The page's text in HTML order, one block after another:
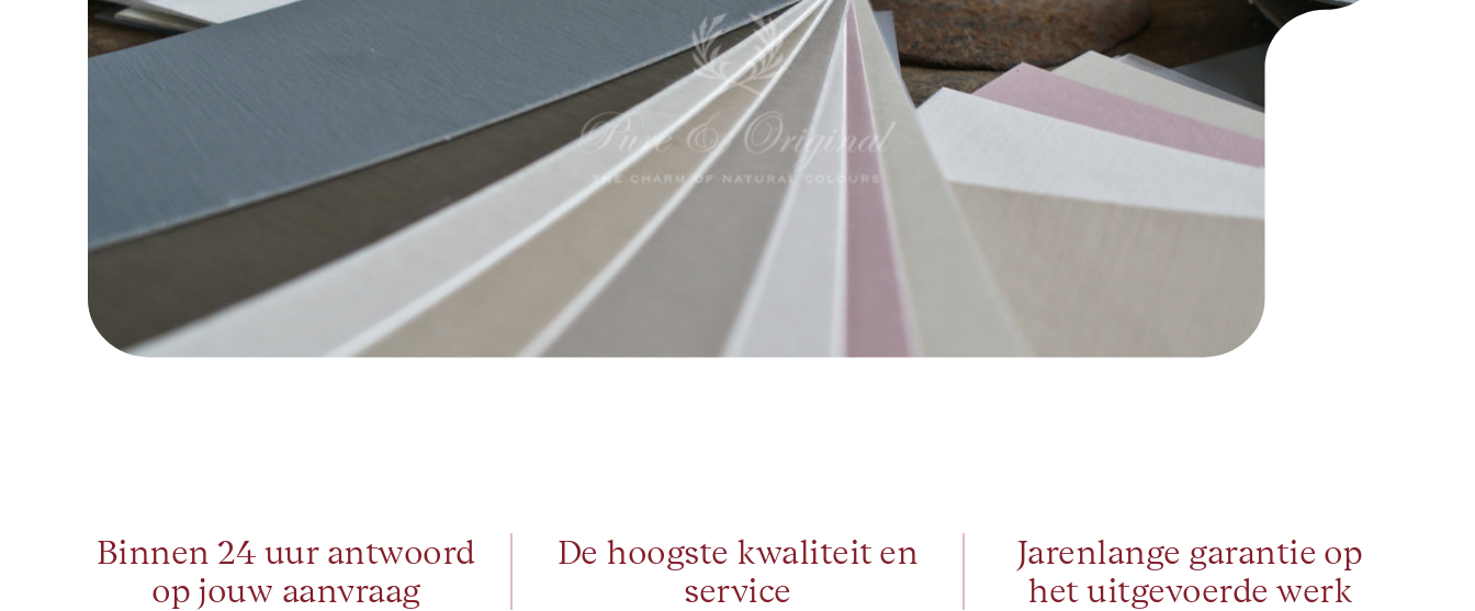
Binnen 24 uur antwoord
op jouw aanvraag
De hoogste kwaliteit en
service
Jarenlange garantie op
het uitgevoerde werk